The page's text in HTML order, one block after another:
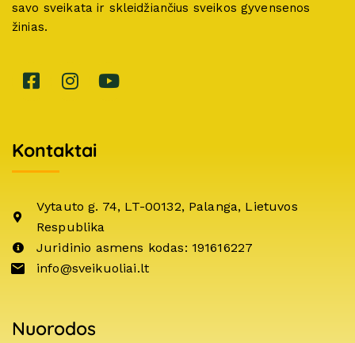
savo sveikata ir skleidžiančius sveikos gyvensenos
žinias.
Kontaktai
Vytauto g. 74, LT-00132, Palanga, Lietuvos
Respublika
Juridinio asmens kodas: 191616227
info@sveikuoliai.lt
Nuorodos